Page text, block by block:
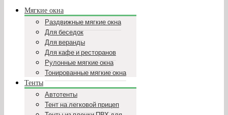
Мягкие окна
Раздвижные мягкие окна
Для беседок
Для веранды
Для кафе и ресторанов
Рулонные мягкие окна
Тонированные мягкие окна
Тенты
Автотенты
Тент на легковой прицеп